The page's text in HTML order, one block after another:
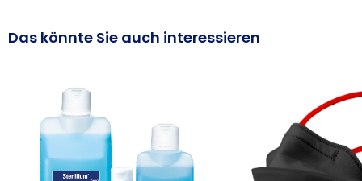
Das könnte Sie auch interessieren